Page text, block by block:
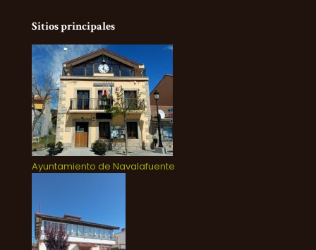
Sitios principales
Ayuntamiento de Navalafuente